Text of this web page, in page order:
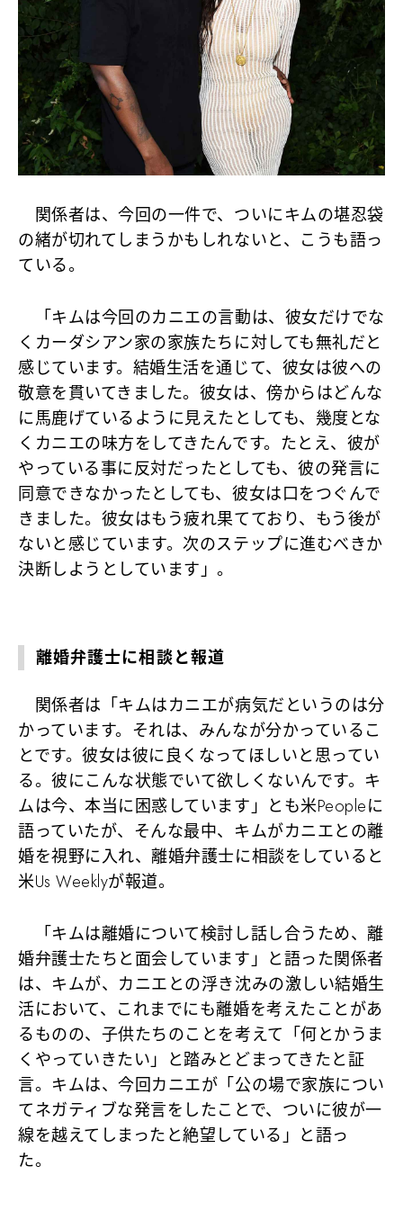
関係者は、今回の一件で、ついにキムの堪忍袋
の緒が切れてしまうかもしれないと、こうも語っ
ている。
「キムは今回のカニエの言動は、彼女だけでな
くカーダシアン家の家族たちに対しても無礼だと
感じています。結婚生活を通じて、彼女は彼への
敬意を貫いてきました。彼女は、傍からはどんな
に馬鹿げているように見えたとしても、幾度とな
くカニエの味方をしてきたんです。たとえ、彼が
やっている事に反対だったとしても、彼の発言に
同意できなかったとしても、彼女は口をつぐんで
きました。彼女はもう疲れ果てており、もう後が
ないと感じています。次のステップに進むべきか
決断しようとしています」。
離婚弁護士に相談と報道
関係者は「キムはカニエが病気だというのは分
かっています。それは、みんなが分かっているこ
とです。彼女は彼に良くなってほしいと思ってい
る。彼にこんな状態でいて欲しくないんです。キ
ムは今、本当に困惑しています」とも米Peopleに
語っていたが、そんな最中、キムがカニエとの離
婚を視野に入れ、離婚弁護士に相談をしていると
米Us Weeklyが報道。
「キムは離婚について検討し話し合うため、離
婚弁護士たちと面会しています」と語った関係者
は、キムが、カニエとの浮き沈みの激しい結婚生
活において、これまでにも離婚を考えたことがあ
るものの、子供たちのことを考えて「何とかうま
くやっていきたい」と踏みとどまってきたと証
言。キムは、今回カニエが「公の場で家族につい
てネガティブな発言をしたことで、ついに彼が一
線を越えてしまったと絶望している」と語っ
た。